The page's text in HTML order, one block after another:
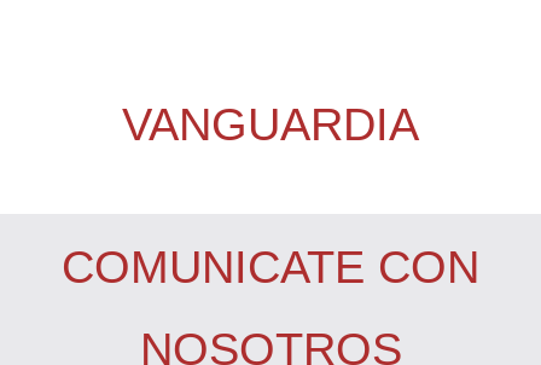
VANGUARDIA
COMUNICATE CON
NOSOTROS